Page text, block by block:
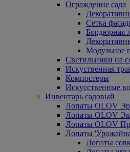
Ограждение сада
Сетка
Бордюрная
Модульное
Светильники на
Искуственная
Компостеры
Искусственные
Инвентарь садовый
Лопаты OLOV
Лопаты OLOV
Лопаты OLOV
Лопаты
Лопаты